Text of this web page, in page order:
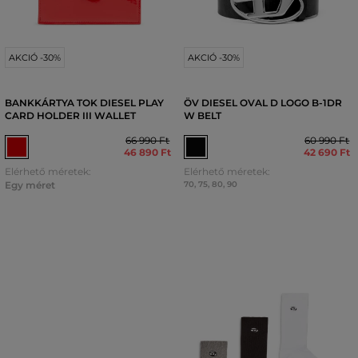
AKCIÓ -30%
BANKKÁRTYA TOK DIESEL PLAY
CARD HOLDER III WALLET
66 990 Ft
46 890 Ft
Elérhető méretek:
Egy méret
AKCIÓ -30%
ÖV DIESEL OVAL D LOGO B-1DR
W BELT
60 990 Ft
42 690 Ft
Elérhető méretek:
70, 75, 80, 90